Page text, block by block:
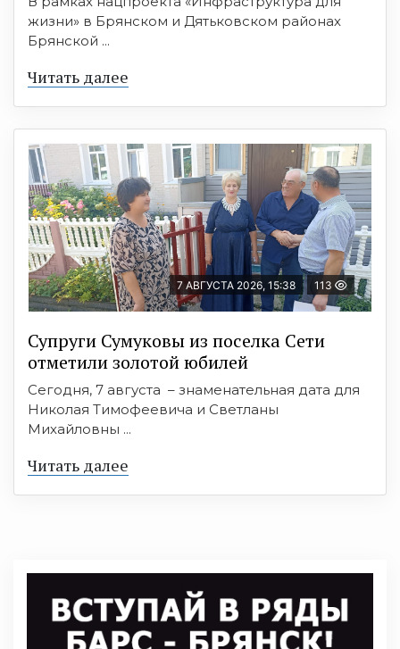
жизни» в Брянском и Дятьковском районах
Брянской ...
Читать далее
7 АВГУСТА 2026, 15:38 113
Супруги Сумуковы из поселка Сети
отметили золотой юбилей
Сегодня, 7 августа – знаменательная дата для
Николая Тимофеевича и Светланы
Михайловны ...
Читать далее